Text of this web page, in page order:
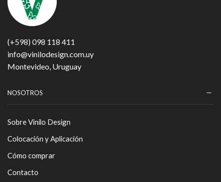
(+598) 098 118 411
info@vinilodesign.com.uy
Montevideo, Uruguay
NOSOTROS
Sobre Vinilo Design
Colocación y Aplicación
Cómo comprar
Contacto